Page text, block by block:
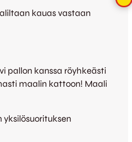
kauas vastaan
pallon kanssa röyhkeästi
maalin kattoon! Maali
yksilösuorituksen